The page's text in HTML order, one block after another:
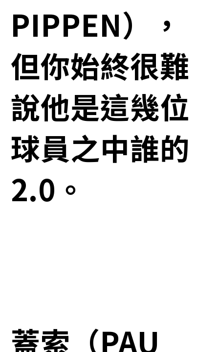
PIPPEN），
但你始終很難
說他是這幾位
球員之中誰的
2.0。
蓋索（PAU